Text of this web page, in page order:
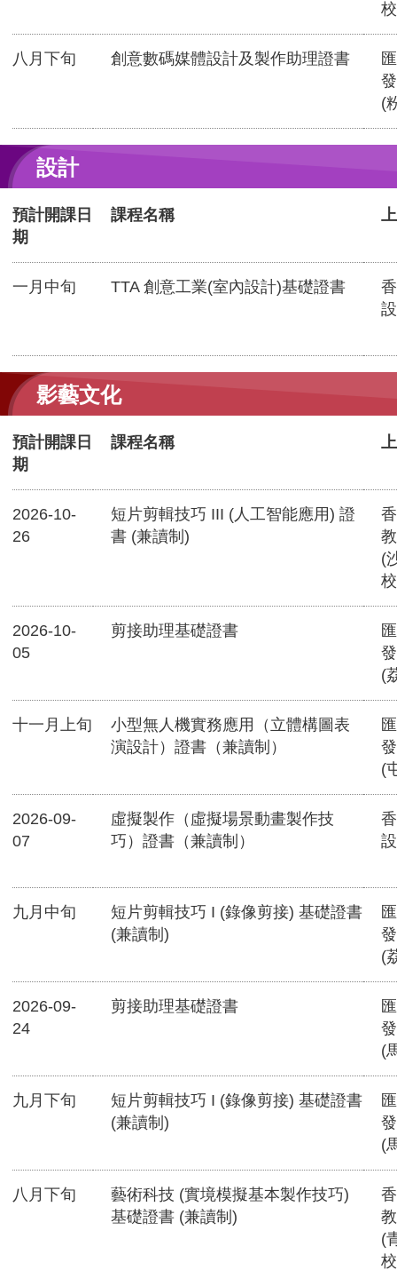
八月下旬 創意數碼媒體設計及製作助理證書
(
設計
預計開課日
期
課程名稱
一月中旬 TTA 創意工業(室內設計)基礎證書
影藝文化
預計開課日
期
課程名稱
2026-10-
26
短片剪輯技巧 III (人工智能應用) 證
書 (兼讀制)
(
2026-10-
05
剪接助理基礎證書
(
十一月上旬
小型無人機實務應用（立體構圖表
演設計）證書（兼讀制）
(
2026-09-
07
虛擬製作（虛擬場景動畫製作技
巧）證書（兼讀制）
九月中旬
短片剪輯技巧 I (錄像剪接) 基礎證書
(兼讀制)
(
2026-09-
24
剪接助理基礎證書
(
九月下旬
短片剪輯技巧 I (錄像剪接) 基礎證書
(兼讀制)
(
八月下旬
藝術科技 (實境模擬基本製作技巧)
基礎證書 (兼讀制)
(